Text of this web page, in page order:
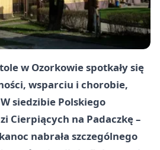
w Ozorkowie spotkały się
wsparciu i chorobie,
siedzibie Polskiego
Cierpiących na Padaczkę –
nabrała szczególnego